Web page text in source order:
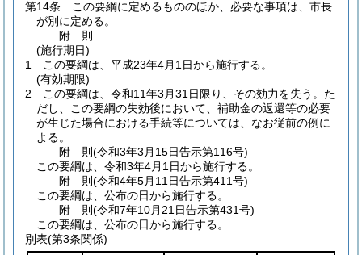
第14条
この要綱に定めるもののほか、必要な事項は、市長
が別に定める。
附 則
(施行期日)
1
この要綱は、平成23年4月1日から施行する。
(有効期限)
2
この要綱は、令和11年3月31日限り、その効力を失う。 た
だし、この要綱の失効後において、補助金の返還等の必要
が生じた場合における手続等については、なお従前の例に
よる。
附 則(令和3年3月15日告示第116号)
この要綱は、令和3年4月1日から施行する。
附 則(令和4年5月11日告示第411号)
この要綱は、公布の日から施行する。
附 則(令和7年10月21日告示第431号)
この要綱は、公布の日から施行する。
別表(第3条関係)